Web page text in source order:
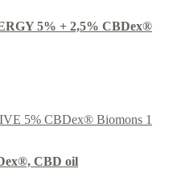
5% + 2,5% CBDex®
CBD oil